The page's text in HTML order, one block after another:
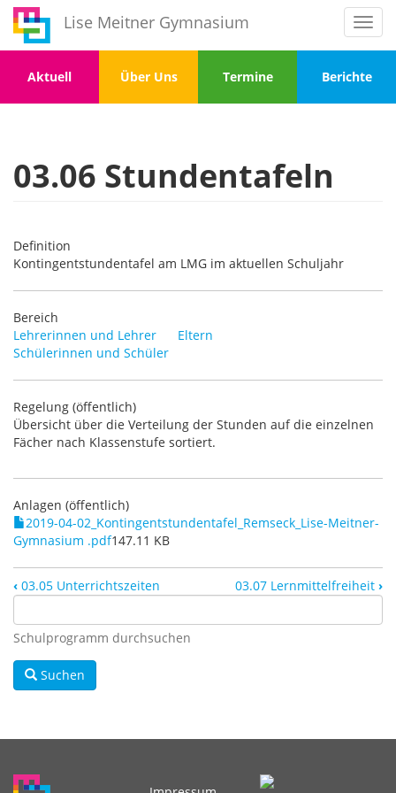
Direkt
zum
Inhalt
Lise Meitner Gymnasium
Menu
1
Aktuell
Menu
2
Über Uns
Menu
3
Termine
Menu
4
Berichte
03.06 Stundentafeln
Definition
Kontingentstundentafel am LMG im aktuellen Schuljahr
Bereich
Lehrerinnen und Lehrer
Eltern
Schülerinnen und Schüler
Regelung (öffentlich)
Übersicht über die Verteilung der Stunden auf die einzelnen
Fächer nach Klassenstufe sortiert.
Anlagen (öffentlich)
2019-04-02_Kontingentstundentafel_Remseck_Lise-Meitner-
Gymnasium .pdf147.11 KB
‹ 03.05 Unterrichtszeiten 03.07 Lernmittelfreiheit ›
Schulprogramm durchsuchen
Suchen